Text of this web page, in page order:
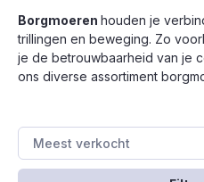
Borgmoeren houden je
trillingen en beweging. Zo
je de betrouwbaarheid van je
ons diverse assortiment